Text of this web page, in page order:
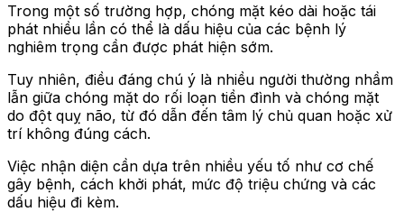
Trong một số trường hợp, chóng mặt kéo dài hoặc tái
phát nhiều lần có thể là dấu hiệu của các bệnh lý
nghiêm trọng cần được phát hiện sớm.
Tuy nhiên, điều đáng chú ý là nhiều người thường nhầm
lẫn giữa chóng mặt do rối loạn tiền đình và chóng mặt
do đột quỵ não, từ đó dẫn đến tâm lý chủ quan hoặc xử
trí không đúng cách.
Việc nhận diện cần dựa trên nhiều yếu tố như cơ chế
gây bệnh, cách khởi phát, mức độ triệu chứng và các
dấu hiệu đi kèm.